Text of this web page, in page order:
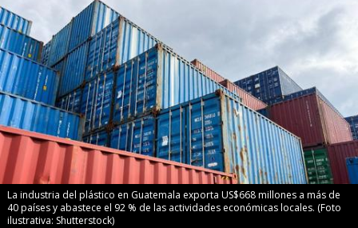
La industria del plástico en Guatemala exporta US$668 millones a más de
40 países y abastece el 92 % de las actividades económicas locales. (Foto
ilustrativa: Shutterstock)